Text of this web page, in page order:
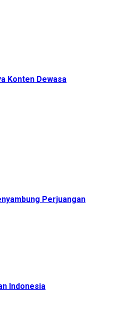
Konten Dewasa
Perjuangan
Indonesia